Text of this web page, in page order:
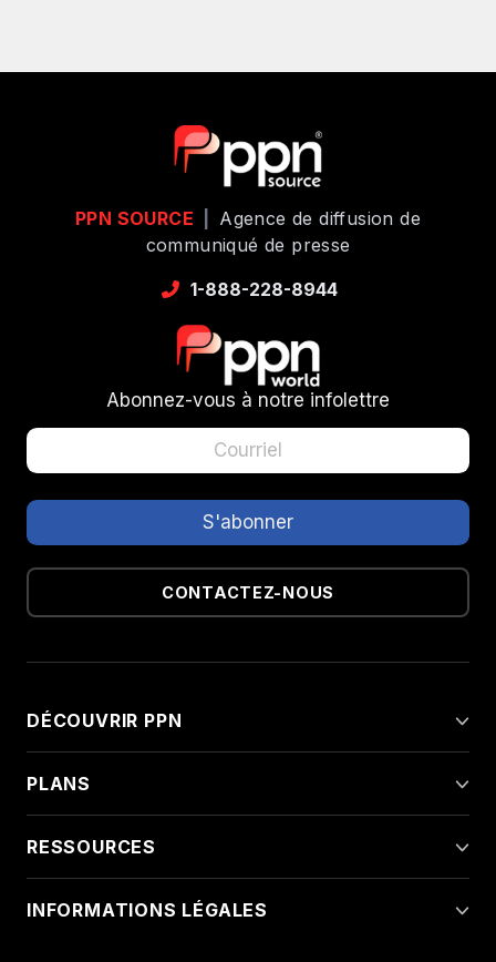
PPN SOURCE
Agence de diffusion de
communiqué de presse
1-888-228-8944
Abonnez-vous à notre infolettre
CONTACTEZ-NOUS
DÉCOUVRIR PPN
PLANS
RESSOURCES
INFORMATIONS LÉGALES